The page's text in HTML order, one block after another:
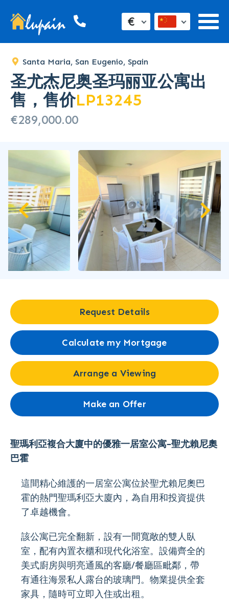
€
Santa Maria, San Eugenio, Spain
圣尤杰尼奥圣玛丽亚公寓出
售，售价LP13245
€289,000.00
Request Details
Calculate my Mortgage
Arrange a Viewing
Make an Offer
聖瑪利亞複合大廈中的優雅一居室公寓–聖尤賴尼奧
巴霍
這間精心維護的一居室公寓位於聖尤賴尼奧巴
霍的熱門聖瑪利亞大廈內，為自用和投資提供
了卓越機會。
該公寓已完全翻新，設有一間寬敞的雙人臥
室，配有內置衣櫃和現代化浴室。設備齊全的
美式廚房與明亮通風的客廳/餐廳區毗鄰，帶
有通往海景私人露台的玻璃門。物業提供全套
家具，隨時可立即入住或出租。